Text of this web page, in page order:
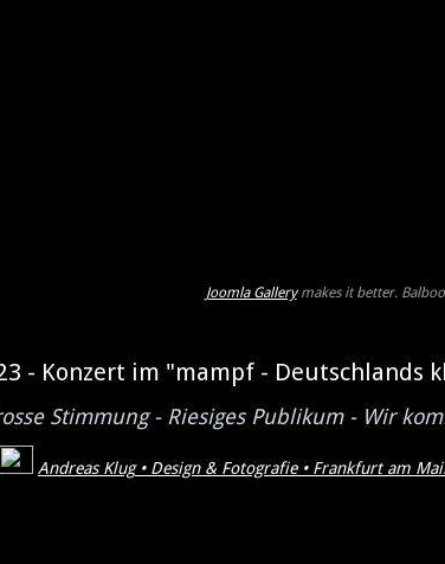
Joomla Gallerymakes it better.
- Konzert im "mampf - Deutschlands
Stimmung - Riesiges Publikum - Wir
Andreas Klug• Design & Fotografie • Frankfurt am